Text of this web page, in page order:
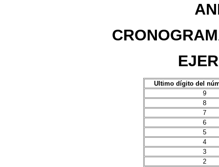
Ultimo dígito del
9
8
7
6
5
4
3
2